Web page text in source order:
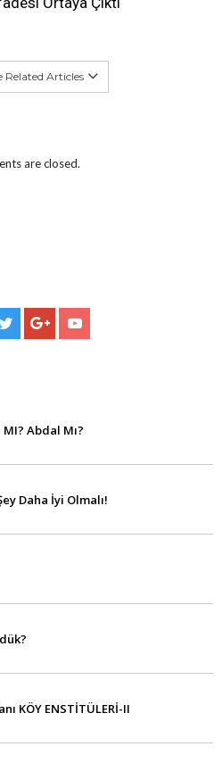
Related Articles
are closed.
Abdal Mı?
Daha İyi Olmalı!
KÖY ENSTİTÜLERİ-II